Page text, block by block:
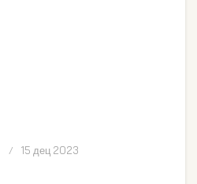
15 дец 2023